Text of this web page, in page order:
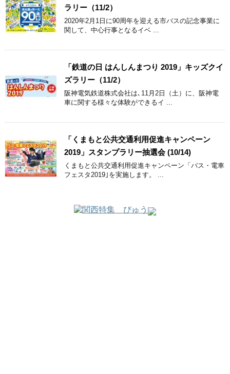
ラリー（11/2）
2020年2月1日に90周年を迎える市バスの記念事業に
関して、中心行事となるイベ ...
「鉄道の日 はんしんまつり 2019」キッズクイ
ズラリー（11/2）
阪神電気鉄道株式会社は､11月2日（土）に、阪神電
車に関する様々な体験ができるイ ...
「くまもと公共交通利用促進キャンペーン
2019」スタンプラリー抽選会 (10/14)
くまもと公共交通利用促進キャンペーン「バス・電車
フェスタ2019｣を実施します。 ...